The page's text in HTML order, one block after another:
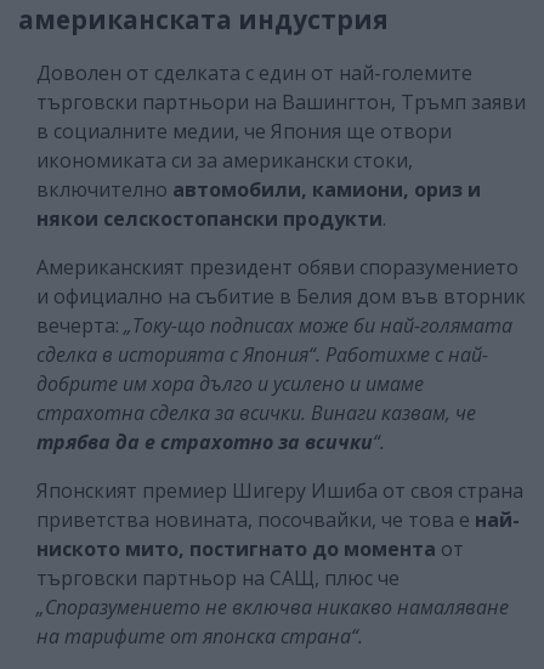
американската индустрия
Доволен от сделката с един от най-големите
търговски партньори на Вашингтон, Тръмп заяви
в социалните медии, че Япония ще отвори
икономиката си за американски стоки,
включително автомобили, камиони, ориз и
някои селскостопански продукти.
Американският президент обяви споразумението
и официално на събитие в Белия дом във вторник
вечерта: „Току-що подписах може би най-голямата
сделка в историята с Япония“. Работихме с най-
добрите им хора дълго и усилено и имаме
страхотна сделка за всички. Винаги казвам, че
трябва да е страхотно за всички“.
Японският премиер Шигеру Ишиба от своя страна
приветства новината, посочвайки, че това е най-
ниското мито, постигнато до момента от
търговски партньор на САЩ, плюс че
„Споразумението не включва никакво намаляване
на тарифите от японска страна“.